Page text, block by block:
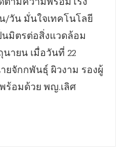
/วัน มั่นใจเทคโนโลยี
นมิตรต่อสิ่งแวดล้อม
ายน เมื่อวันที่ 22
ายจักกพันธุ์ ผิวงาม รองผู้
ร้อมด้วย พญ.เลิศ